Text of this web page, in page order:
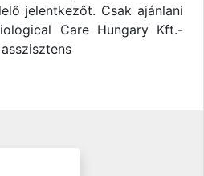
jelentkezőt. Csak ajánlani
Care Hungary Kft.-